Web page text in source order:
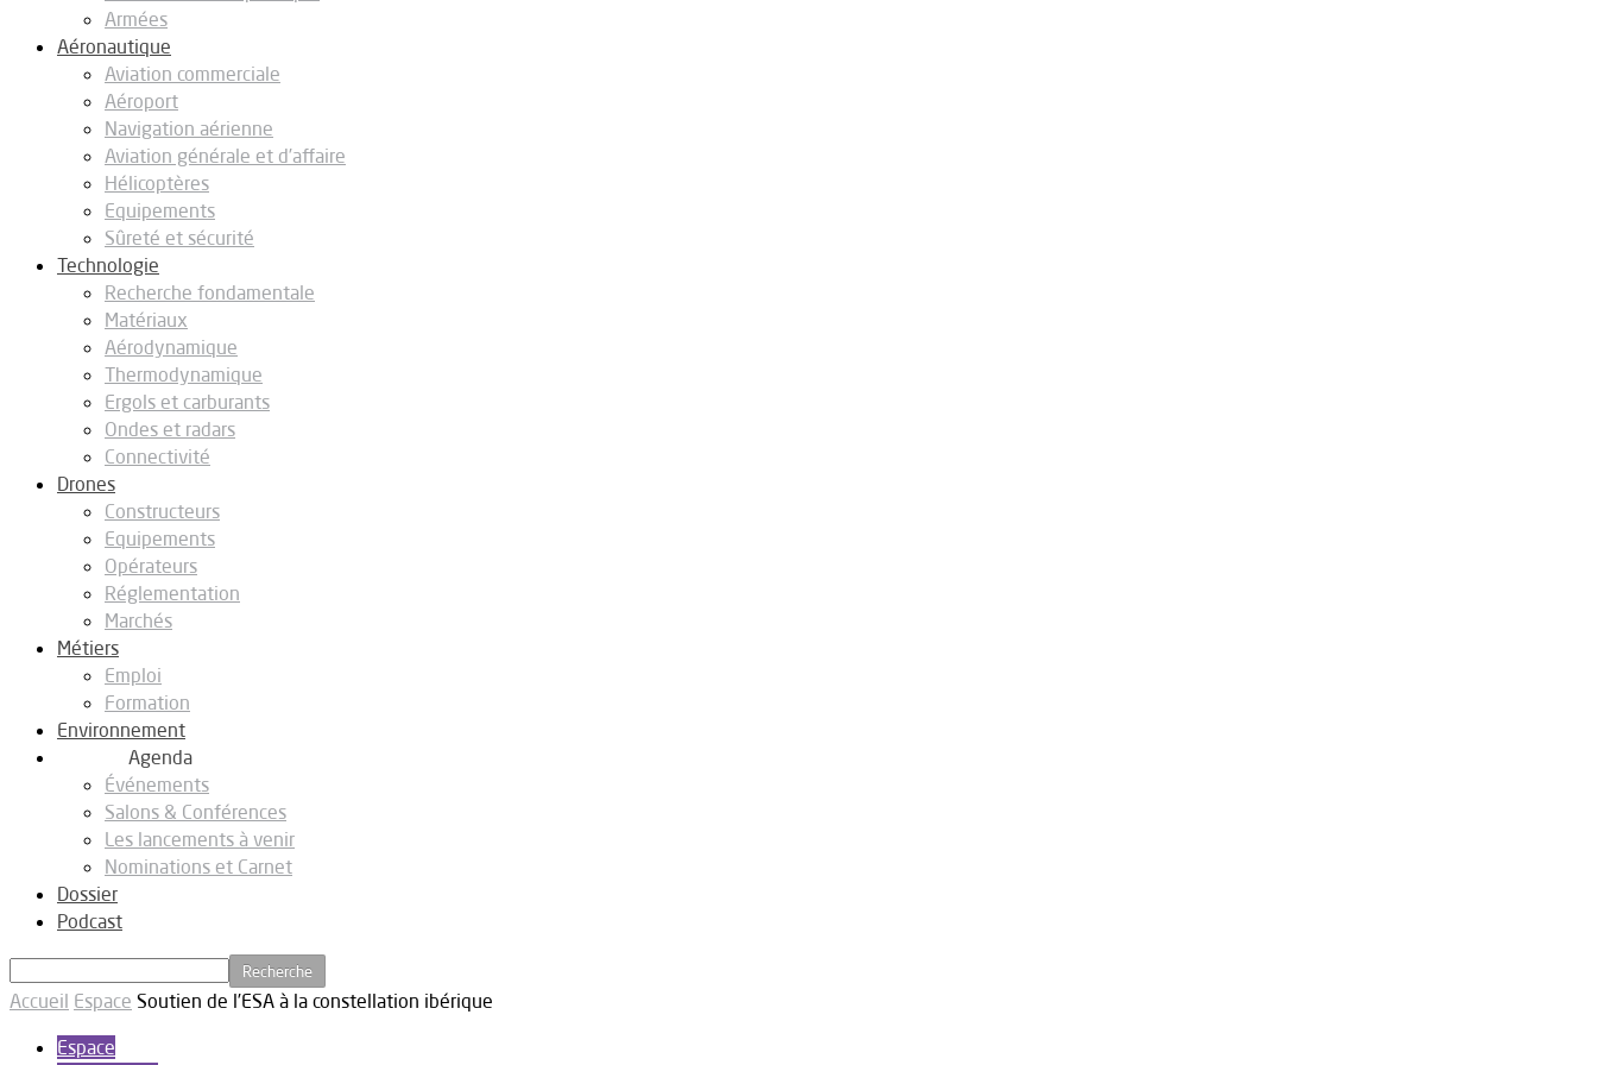
Armées
Aéronautique
Aviation commerciale
Aéroport
Navigation aérienne
Aviation générale et d’affaire
Hélicoptères
Equipements
Sûreté et sécurité
Technologie
Recherche fondamentale
Matériaux
Aérodynamique
Thermodynamique
Ergols et carburants
Ondes et radars
Connectivité
Drones
Constructeurs
Equipements
Opérateurs
Réglementation
Marchés
Métiers
Emploi
Formation
Environnement
Agenda
Événements
Salons & Conférences
Les lancements à venir
Nominations et Carnet
Dossier
Podcast
Accueil Espace Soutien de l’ESA à la constellation ibérique
Espace